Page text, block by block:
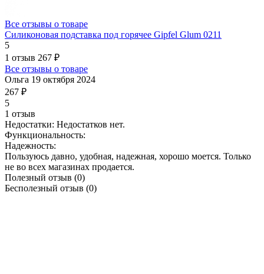
Все отзывы о товаре
Силиконовая подставка под горячее Gipfel Glum 0211
5
1 отзыв 267 ₽
Все отзывы о товаре
Ольга 19 октября 2024
267 ₽
5
1 отзыв
Недостатки: Недостатков нет.
Функциональность:
Надежность:
Пользуюсь давно, удобная, надежная, хорошо моется. Только
не во всех магазинах продается.
Полезный отзыв (0)
Бесполезный отзыв (0)